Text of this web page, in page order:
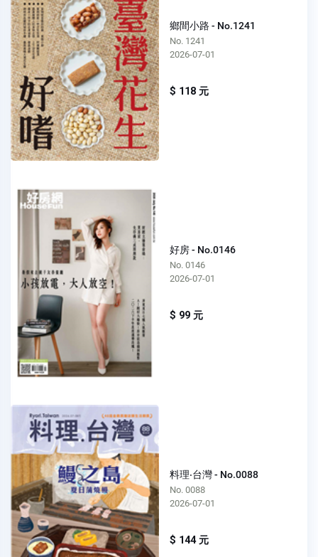
鄉間小路 - No.1241
No. 1241
2026-07-01
$ 118 元
好房 - No.0146
No. 0146
2026-07-01
$ 99 元
料理‧台灣 - No.0088
No. 0088
2026-07-01
$ 144 元